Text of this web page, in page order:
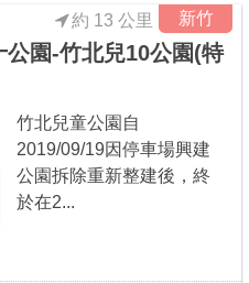
新竹
約 13 公里
園-竹北兒10公園(特
竹北兒童公園自
2019/09/19因停車場興建
公園拆除重新整建後，終
於在2...